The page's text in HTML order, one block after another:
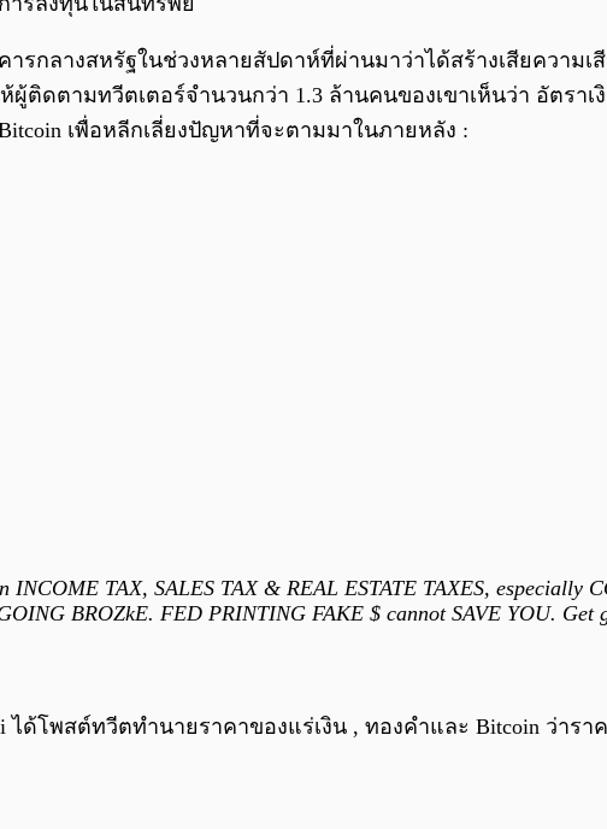
รกลางสหรัฐในช่วงหลายสัปดาห์ที่ผ่านมาว่าได้สร้างเสียความ
ผู้ติดตามทวีตเตอร์จำนวนกว่า 1.3 ล้านคนของเขาเห็นว่า อัตรา
เพื่อหลีกเลี่ยงปัญหาที่จะตามมาในภายหลัง :
TAX, SALES TAX & REAL ESTATE TAXES, especially
BROZkE. FED PRINTING FAKE $ cannot SAVE YOU. Get
ได้โพสต์ทวีตทำนายราคาของแร่เงิน , ทองคำและ Bitcoin ว่าร